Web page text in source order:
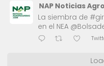
NAP Noticias
La siembra de
en el NEA